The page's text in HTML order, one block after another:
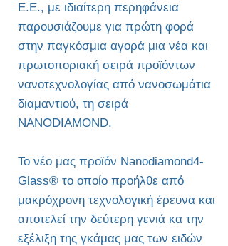
Ε.Ε., με ιδιαίτερη περηφάνεια
παρουσιάζουμε για πρώτη φορά
στην παγκόσμια αγορά μια νέα και
πρωτοποριακή σειρά προϊόντων
νανοτεχνολογίας από νανοσωμάτια
διαμαντιού, τη σειρά
NANODIAMOND.
Το νέο μας προϊόν Nanodiamond4-
Glass® το οποίο προήλθε από
μακρόχρονη τεχνολογική έρευνα και
αποτελεί την δεύτερη γενιά κα την
εξέλιξη της γκάμας μας των ειδών